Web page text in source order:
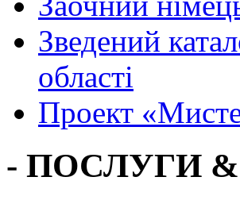
Зведений
області
Проект
- ПОСЛУГИ